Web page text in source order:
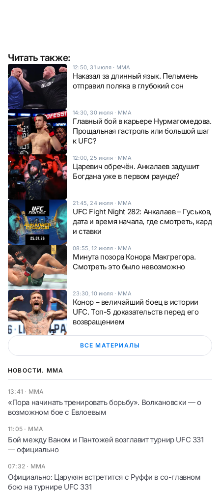
Читать также:
12:50, 31 июля· ММА
Наказал за длинный язык. Пельмень
отправил поляка в глубокий сон
14:30, 30 июля· ММА
Главный бой в карьере Нурмагомедова.
Прощальная гастроль или большой шаг
к UFC?
12:00, 25 июля· ММА
Царевич обречён. Анкалаев задушит
Богдана уже в первом раунде?
21:45, 24 июля· ММА
UFC Fight Night 282: Анкалаев – Гуськов,
дата и время начала, где смотреть, кард
и ставки
08:55, 12 июля· ММА
Минута позора Конора Макгрегора.
Смотреть это было невозможно
23:30, 10 июля· ММА
Конор – величайший боец в истории
UFC. Топ-5 доказательств перед его
возвращением
ВСЕ МАТЕРИАЛЫ
НОВОСТИ. ММА
13:41 · ММА
«Пора начинать тренировать борьбу». Волкановски — о
возможном бое с Евлоевым
11:05 · ММА
Бой между Ваном и Пантожей возглавит турнир UFC 331
— официально
07:32 · ММА
Официально: Царукян встретится с Руффи в со-главном
бою на турнире UFC 331